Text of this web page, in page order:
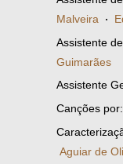
Malveira ·
Assistente
Guimarães
Assistente
Canções por:
Aguiar de